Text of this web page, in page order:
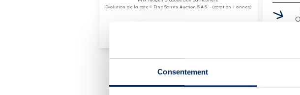
Consentement
Evolution de la cote © Fine Spirits Auction S.A.S. - (cotation / année)